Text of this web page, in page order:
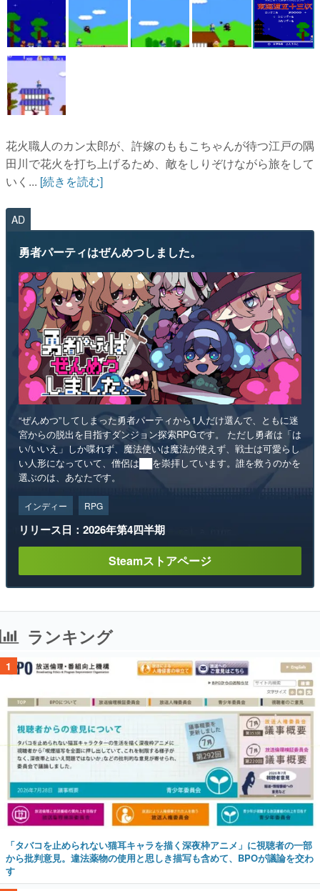
その他
電ファミニコゲーマーとは？
運営：株式会社マレ
花火職人のカン太郎が、許嫁のももこちゃんが待つ江戸の隅
田川で花火を打ち上げるため、敵をしりぞけながら旅をして
いく... [続きを読む]
AD
勇者パーティはぜんめつしました。
“ぜんめつ”してしまった勇者パーティから1人だけ選んで、ともに迷
宮からの脱出を目指すダンジョン探索RPGです。 ただし勇者は「は
い/いいえ」しか喋れず、魔法使いは魔法が使えず、戦士は可愛らし
い人形になっていて、僧侶は██を崇拝しています。誰を救うのかを
選ぶのは、あなたです。
インディー RPG
リリース日：2026年第4四半期
Steamストアページ
ランキング
1
「タバコを止められない猫耳キャラを描く深夜枠アニメ」に視聴者の一部
から批判意見。違法薬物の使用と思しき描写も含めて、BPOが議論を交わ
す